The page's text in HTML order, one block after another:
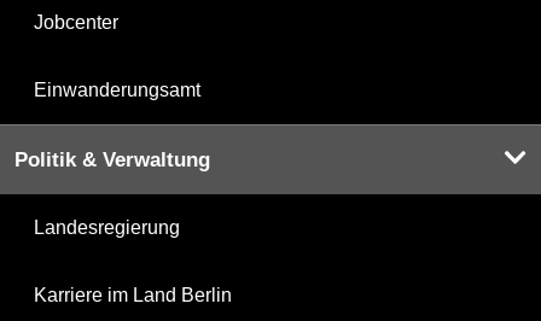
Jobcenter
Einwanderungsamt
Politik & Verwaltung
Landesregierung
Karriere im Land Berlin